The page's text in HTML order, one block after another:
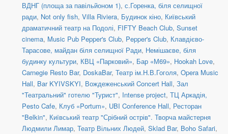
ВДНГ (площа за павільйоном 1), с.Горенка, біля селищної
ради, Not only fish, Villa Riviera, Будинок кіно, Київський
драматичний театр на Подолі, FIFTY Beach Club, Sunset
cinema, Music Pub Pepper's Club, Pepper's Club, Клавдієво-
Тарасове, майдан біля селищної Ради, Немішаєве, біля
будинку культури, КВЦ «Парковий», Бар «М69», Hookah Love,
Carnegie Resto Bar, DoskaBar, Театр ім.Н.В.Гоголя, Opera Music
Hall, Bar KYIVSKYI, Вождеженський Concert Hall, Зал
"Театральний" готелю "Турист", Intense project, ТЦ Аркадія,
Pesto Cafe, Клуб «Portum», UBI Conference Hall, Ресторан
"Belkin", Київський театр "Срібний острів". Творча майстерня
Людмили Лимар, Театр Вільних Людей, Sklad Bar, Boho Safari,